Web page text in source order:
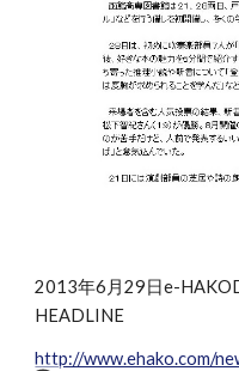
2013年6月29日e-
HEADLINE
http://www.ehako.com/